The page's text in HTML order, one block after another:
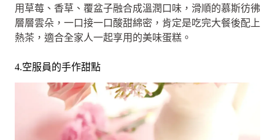
用草莓、香草、覆盆子融合成溫潤口味，滑順的慕斯彷彿
層層雲朵，一口接一口酸甜綿密，肯定是吃完大餐後配上
熱茶，適合全家人一起享用的美味蛋糕。
4.空服員的手作甜點